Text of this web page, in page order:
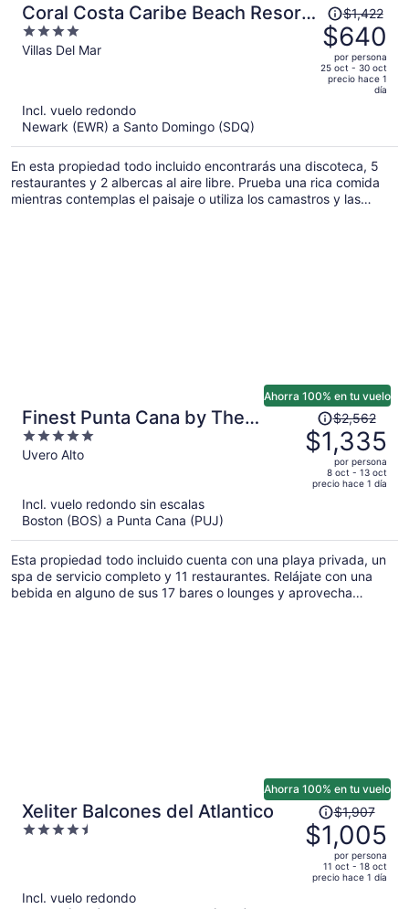
Coral Costa Caribe Beach Resort
- All Inclusive
4
out
Villas Del Mar
El
precio
era
de
$1,422
$640
por
persona
$1,422
$640
por persona
25 oct - 30 oct
precio hace 1
día
Incl. vuelo redondo
Newark (EWR) a Santo Domingo (SDQ)
En esta propiedad todo incluido encontrarás una discoteca, 5
restaurantes y 2 albercas al aire libre. Prueba una rica comida
mientras contemplas el paisaje o utiliza los camastros y las
Finest Punta Cana by The
Excellence Collection - All
Inclusive
5
out
Uvero Alto
Ahorra 100% en tu vuelo
precio
era
$2,562
es
de
$1,335
por
$2,562
$1,335
por persona
8 oct - 13 oct
precio hace 1 día
Incl. vuelo redondo sin escalas
Boston (BOS) a Punta Cana (PUJ)
Esta propiedad todo incluido cuenta con una playa privada, un
spa de servicio completo y 11 restaurantes. Relájate con una
bebida en alguno de sus 17 bares o lounges y aprovecha
Xeliter Balcones del Atlantico
4.5
Ahorra 100% en tu vuelo
precio
era
$1,907
$1,907
$1,005
por persona
11 oct - 18 oct
precio hace 1 día
Incl. vuelo redondo